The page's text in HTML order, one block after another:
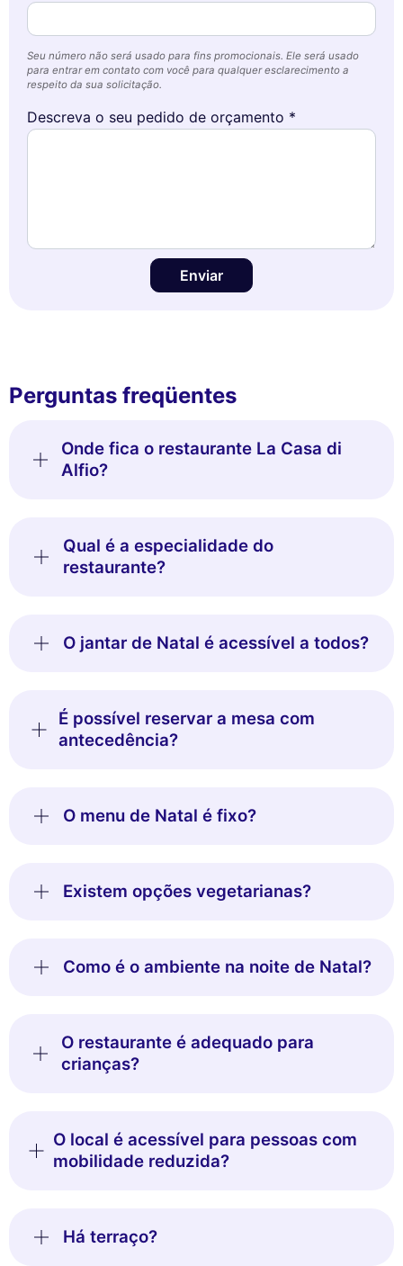
Seu número não será usado para fins promocionais. Ele será usado
para entrar em contato com você para qualquer esclarecimento a
respeito da sua solicitação.
Descreva o seu pedido de orçamento *
Enviar
Perguntas freqüentes
Onde fica o restaurante La Casa di
Alfio?
Qual é a especialidade do
restaurante?
O jantar de Natal é acessível a todos?
É possível reservar a mesa com
antecedência?
O menu de Natal é fixo?
Existem opções vegetarianas?
Como é o ambiente na noite de Natal?
O restaurante é adequado para
crianças?
O local é acessível para pessoas com
mobilidade reduzida?
Há terraço?